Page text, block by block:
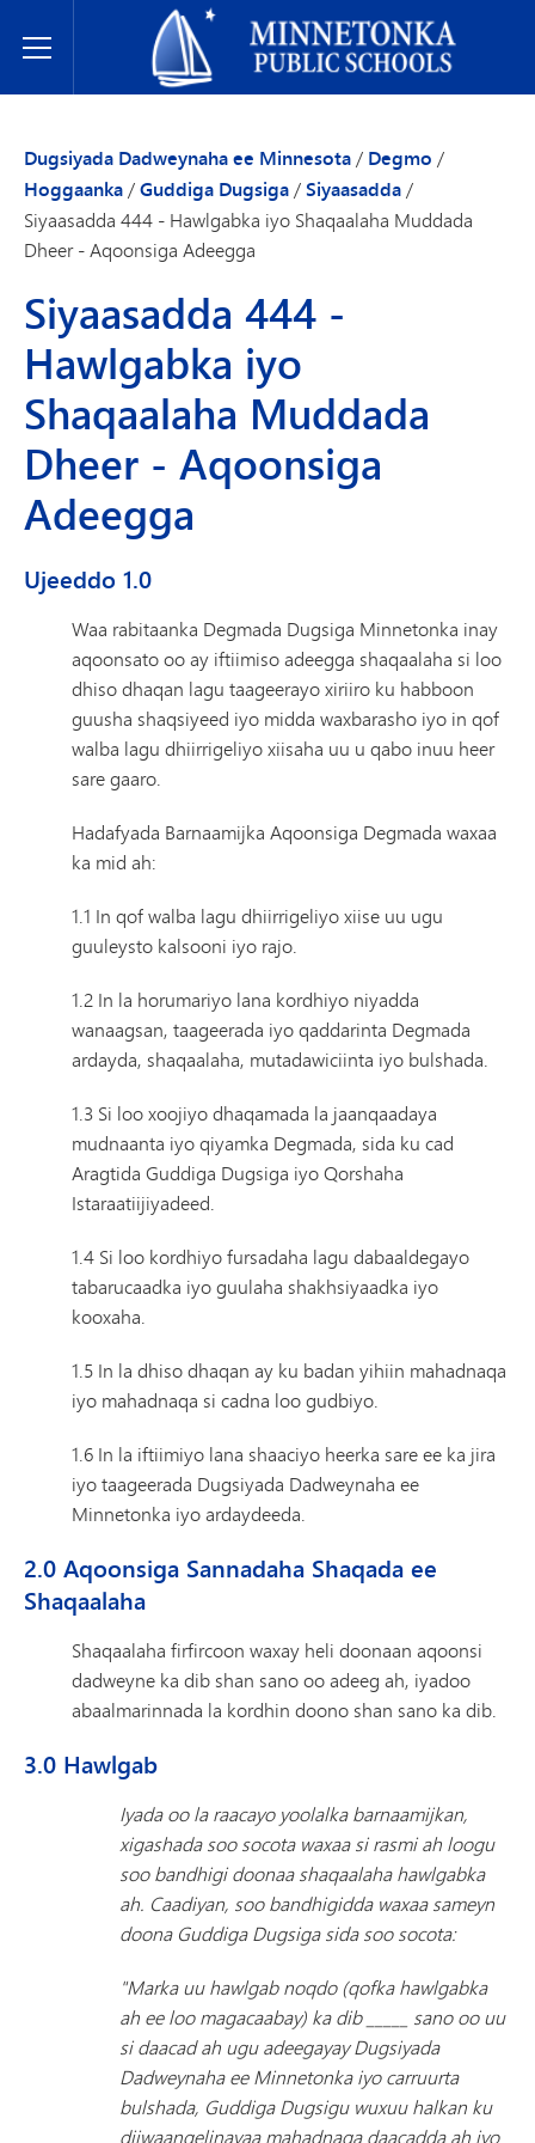
Toggle Menu
Dugsiyada Dadweynaha ee Minnetonka
Dugsiyada Dadweynaha ee Minnesota/ Degmo /
Hoggaanka/Guddiga Dugsiga/Siyaasadda/
Siyaasadda 444 - Hawlgabka iyo Shaqaalaha Muddada
Dheer - Aqoonsiga Adeegga
Siyaasadda 444 -
Hawlgabka iyo
Shaqaalaha Muddada
Dheer - Aqoonsiga
Adeegga
Ujeeddo 1.0
Waa rabitaanka Degmada Dugsiga Minnetonka inay
aqoonsato oo ay iftiimiso adeegga shaqaalaha si loo
dhiso dhaqan lagu taageerayo xiriiro ku habboon
guusha shaqsiyeed iyo midda waxbarasho iyo in qof
walba lagu dhiirrigeliyo xiisaha uu u qabo inuu heer
sare gaaro.
Hadafyada Barnaamijka Aqoonsiga Degmada waxaa
ka mid ah:
1.1 In qof walba lagu dhiirrigeliyo xiise uu ugu
guuleysto kalsooni iyo rajo.
1.2 In la horumariyo lana kordhiyo niyadda
wanaagsan, taageerada iyo qaddarinta Degmada
ardayda, shaqaalaha, mutadawiciinta iyo bulshada.
1.3 Si loo xoojiyo dhaqamada la jaanqaadaya
mudnaanta iyo qiyamka Degmada, sida ku cad
Aragtida Guddiga Dugsiga iyo Qorshaha
Istaraatiijiyadeed.
1.4 Si loo kordhiyo fursadaha lagu dabaaldegayo
tabarucaadka iyo guulaha shakhsiyaadka iyo
kooxaha.
1.5 In la dhiso dhaqan ay ku badan yihiin mahadnaqa
iyo mahadnaqa si cadna loo gudbiyo.
1.6 In la iftiimiyo lana shaaciyo heerka sare ee ka jira
iyo taageerada Dugsiyada Dadweynaha ee
Minnetonka iyo ardaydeeda.
2.0 Aqoonsiga Sannadaha Shaqada ee
Shaqaalaha
Shaqaalaha firfircoon waxay heli doonaan aqoonsi
dadweyne ka dib shan sano oo adeeg ah, iyadoo
abaalmarinnada la kordhin doono shan sano ka dib.
3.0 Hawlgab
Iyada oo la raacayo yoolalka barnaamijkan,
xigashada soo socota waxaa si rasmi ah loogu
soo bandhigi doonaa shaqaalaha hawlgabka
ah. Caadiyan, soo bandhigidda waxaa sameyn
doona Guddiga Dugsiga sida soo socota:
"Marka uu hawlgab noqdo (qofka hawlgabka
ah ee loo magacaabay) ka dib _____ sano oo uu
si daacad ah ugu adeegayay Dugsiyada
Dadweynaha ee Minnetonka iyo carruurta
bulshada, Guddiga Dugsigu wuxuu halkan ku
diiwaangelinayaa mahadnaqa daacadda ah iyo